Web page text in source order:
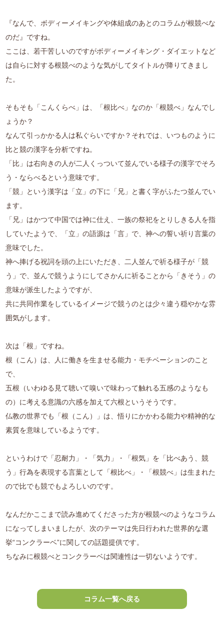
『なんで、ボディーメイキングや体組成のあとのコラムが根競べな
のだ』ですね。
ここは、若干苦しいのですがボディーメイキング・ダイエットなど
は自らに対する根競べのような気がしてタイトルが降りてきまし
た。
そもそも「こんくらべ」は、「根比べ」なのか「根競べ」なんでし
ょうか？
なんて引っかかる人は私ぐらいですか？それでは、いつものように
比と競の漢字を分析ですね。
「比」は右向きの人が二人くっついて並んでいる様子の漢字でそろ
う・ならべるという意味です。
「競」という漢字は「立」の下に「兄」と書く字がふたつ並んでい
ます。
「兄」はかつて中国では神に仕え、一族の祭祀をとりしきる人を指
していたようで、「立」の語源は「言」で、神への誓い祈り言葉の
意味でした。
神へ捧げる祝詞を頭の上にいただき、二人並んで祈る様子が「競
う」で、並んで競うようにしてさかんに祈ることから「きそう」の
意味が派生したようですが、
共に共同作業をしているイメージで競うのとは少々違う穏やかな雰
囲気がします。
次は「根」ですね。
根（こん）は、人に働きを生ませる能力・モチベーションのこと
で、
五根（いわゆる見て聴いて嗅いで味わって触れる五感のようなも
の）に考える意識の六感を加えて六根というそうです。
仏教の世界でも「根（こん）」は、悟りにかかわる能力や精神的な
素質を意味しているようです。
というわけで「忍耐力」・「気力」・「根気」を「比べあう、競
う」行為を表現する言葉として「根比べ」・「根競べ」は生まれた
ので比でも競でもよろしいのです。
なんだかここまで読み進めてくださった方が根競べのようなコラム
になってしまいましたが、次のテーマは先日行われた世界的な選
挙“コンクラーベ”に関しての話題提供です。
ちなみに根競べとコンクラーベは関連性は一切ないようです。
コラム一覧へ戻る